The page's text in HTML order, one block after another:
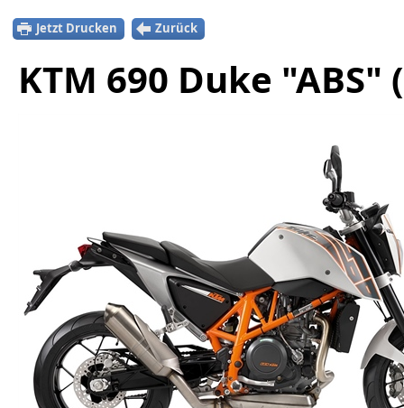
Jetzt Drucken Zurück
KTM 690 Duke "ABS"